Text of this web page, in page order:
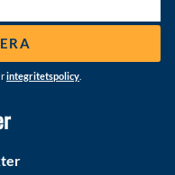
integritetspolicy